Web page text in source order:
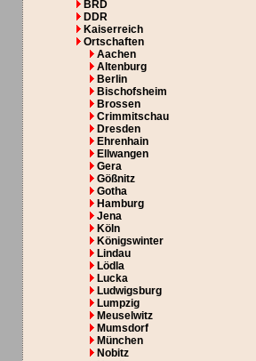
BRD
DDR
Kaiserreich
Ortschaften
Aachen
Altenburg
Berlin
Bischofsheim
Brossen
Crimmitschau
Dresden
Ehrenhain
Ellwangen
Gera
Gößnitz
Gotha
Hamburg
Jena
Köln
Königswinter
Lindau
Lödla
Lucka
Ludwigsburg
Lumpzig
Meuselwitz
Mumsdorf
München
Nobitz